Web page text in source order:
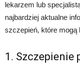
lekarzem lub
najbardziej aktualne
szczepień, które mogą
1. Szczepienie